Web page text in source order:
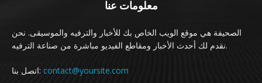
معلومات عنا
الصحيفة هي موقع الويب الخاص بك للأخبار والترفيه والموسيقى. نحن
نقدم لك أحدث الأخبار ومقاطع الفيديو مباشرة من صناعة الترفيه.
اتصل بنا: contact@yoursite.com